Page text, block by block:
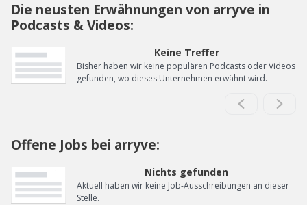
Die neusten Erwähnungen von arryve in
Podcasts & Videos:
Keine Treffer
Bisher haben wir keine populären Podcasts oder Videos
gefunden, wo dieses Unternehmen erwähnt wird.
Offene Jobs bei arryve:
Nichts gefunden
Aktuell haben wir keine Job-Ausschreibungen an dieser
Stelle.